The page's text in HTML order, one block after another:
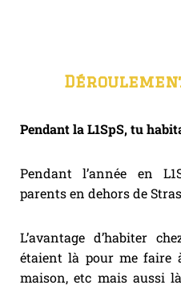
Pendant la L1SpS, tu
Pendant l’année en
parents en dehors de
L’avantage d’habiter
étaient là pour me faire
maison, etc mais aussi